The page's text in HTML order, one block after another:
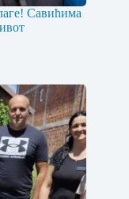
Савићима